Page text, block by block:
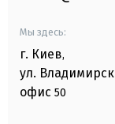
Мы здесь:
г. Киев,
ул.
офис 50